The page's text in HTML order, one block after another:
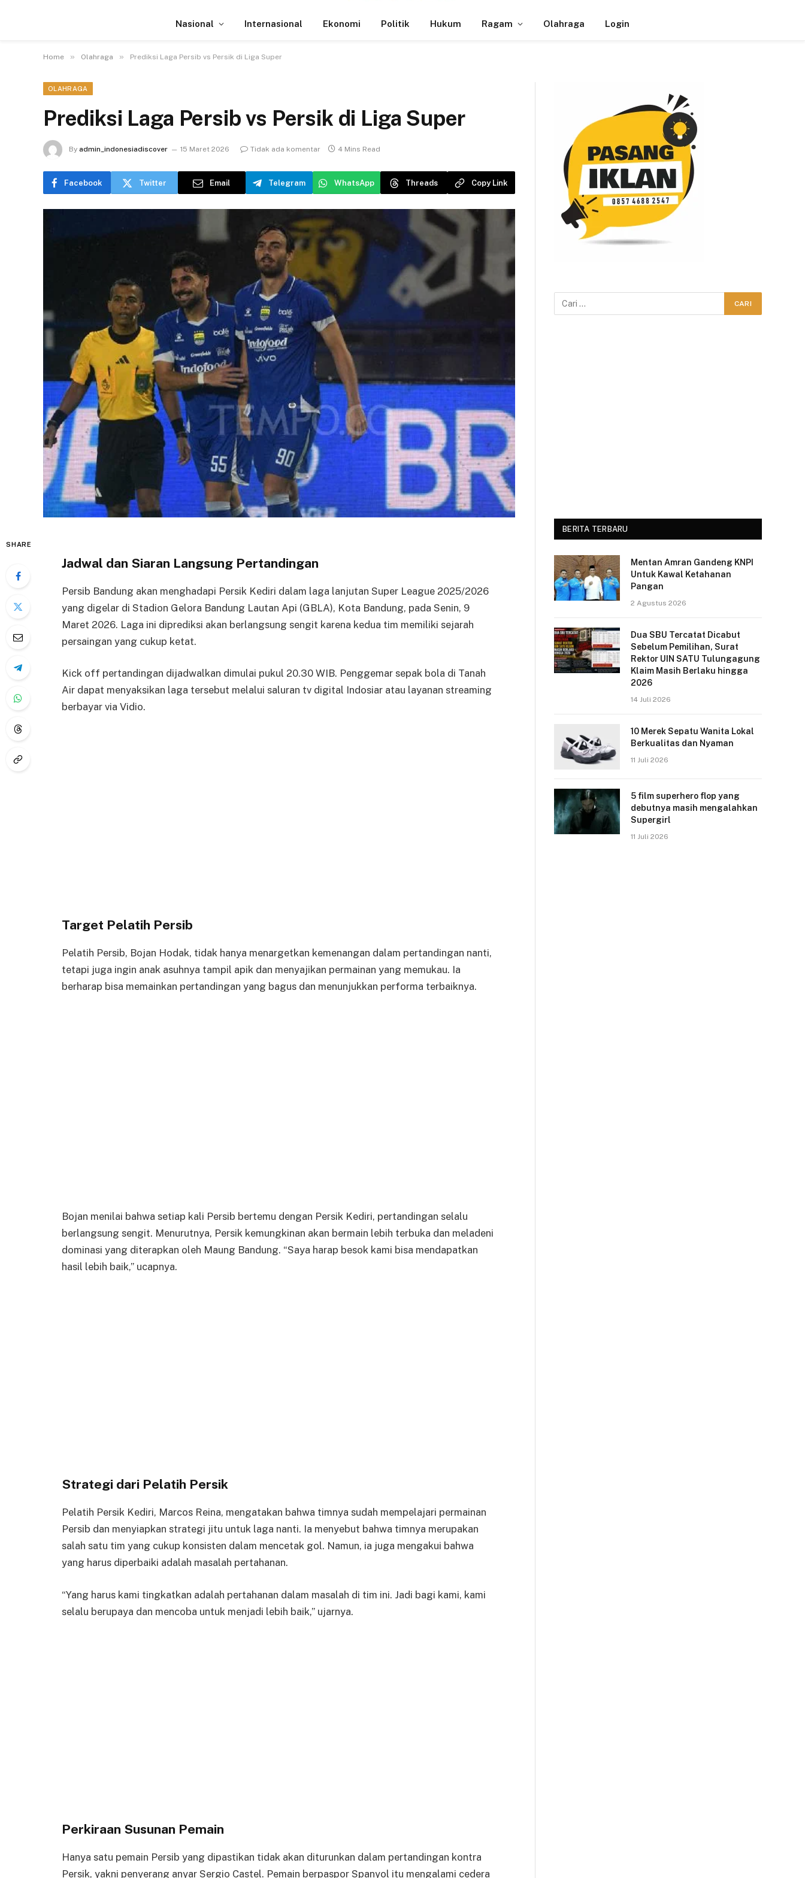
Nasional Internasional Ekonomi Politik Hukum Ragam Olahraga Login
Home » Olahraga » Prediksi Laga Persib vs Persik di Liga Super
OLAHRAGA
Prediksi Laga Persib vs Persik di Liga Super
By admin_indonesiadiscover 15 Maret 2026 Tidak ada komentar 4 Mins Read
Facebook Twitter Email Telegram WhatsApp Threads Copy Link
SHARE
Jadwal dan Siaran Langsung Pertandingan
Persib Bandung akan menghadapi Persik Kediri dalam laga lanjutan Super League 2025/2026
yang digelar di Stadion Gelora Bandung Lautan Api (GBLA), Kota Bandung, pada Senin, 9
Maret 2026. Laga ini diprediksi akan berlangsung sengit karena kedua tim memiliki sejarah
persaingan yang cukup ketat.
Kick off pertandingan dijadwalkan dimulai pukul 20.30 WIB. Penggemar sepak bola di Tanah
Air dapat menyaksikan laga tersebut melalui saluran tv digital Indosiar atau layanan streaming
berbayar via Vidio.
Target Pelatih Persib
Pelatih Persib, Bojan Hodak, tidak hanya menargetkan kemenangan dalam pertandingan nanti,
tetapi juga ingin anak asuhnya tampil apik dan menyajikan permainan yang memukau. Ia
berharap bisa memainkan pertandingan yang bagus dan menunjukkan performa terbaiknya.
Bojan menilai bahwa setiap kali Persib bertemu dengan Persik Kediri, pertandingan selalu
berlangsung sengit. Menurutnya, Persik kemungkinan akan bermain lebih terbuka dan meladeni
dominasi yang diterapkan oleh Maung Bandung. “Saya harap besok kami bisa mendapatkan
hasil lebih baik,” ucapnya.
Strategi dari Pelatih Persik
Pelatih Persik Kediri, Marcos Reina, mengatakan bahwa timnya sudah mempelajari permainan
Persib dan menyiapkan strategi jitu untuk laga nanti. Ia menyebut bahwa timnya merupakan
salah satu tim yang cukup konsisten dalam mencetak gol. Namun, ia juga mengakui bahwa
yang harus diperbaiki adalah masalah pertahanan.
“Yang harus kami tingkatkan adalah pertahanan dalam masalah di tim ini. Jadi bagi kami, kami
selalu berupaya dan mencoba untuk menjadi lebih baik,” ujarnya.
Perkiraan Susunan Pemain
Hanya satu pemain Persib yang dipastikan tidak akan diturunkan dalam pertandingan kontra
Persik, yakni penyerang anyar Sergio Castel. Pemain berpaspor Spanyol itu mengalami cedera
BERITA TERBARU
Mentan Amran Gandeng KNPI
Untuk Kawal Ketahanan
Pangan
2 Agustus 2026
Dua SBU Tercatat Dicabut
Sebelum Pemilihan, Surat
Rektor UIN SATU Tulungagung
Klaim Masih Berlaku hingga
2026
14 Juli 2026
10 Merek Sepatu Wanita Lokal
Berkualitas dan Nyaman
11 Juli 2026
5 film superhero flop yang
debutnya masih mengalahkan
Supergirl
11 Juli 2026